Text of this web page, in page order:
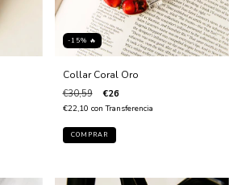
-15% 🔥
Collar Coral Oro
€30,59 €26
€22,10 con Transferencia